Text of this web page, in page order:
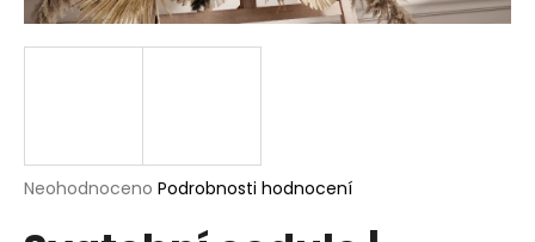
Průměrné
produktu
Neohodnoceno Podrobnosti hodnocení
a
j
?